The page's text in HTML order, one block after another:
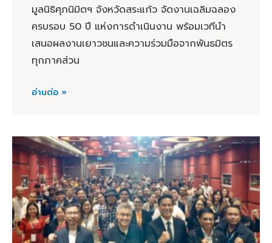
มูลนิธิศุภนิมิตฯ จังหวัดสระแก้ว จัดงานเฉลิมฉลอง
ครบรอบ 50 ปี แห่งการดำเนินงาน พร้อมเวทีนำ
เสนอผลงานเยาวชนและความร่วมมือจากพันธมิตร
ทุกภาคส่วน
อ่านต่อ »